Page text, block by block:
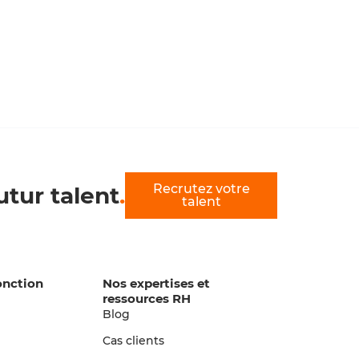
talent.
Recrutez votre
talent
Nos expertises et
ressources RH
Blog
Cas clients